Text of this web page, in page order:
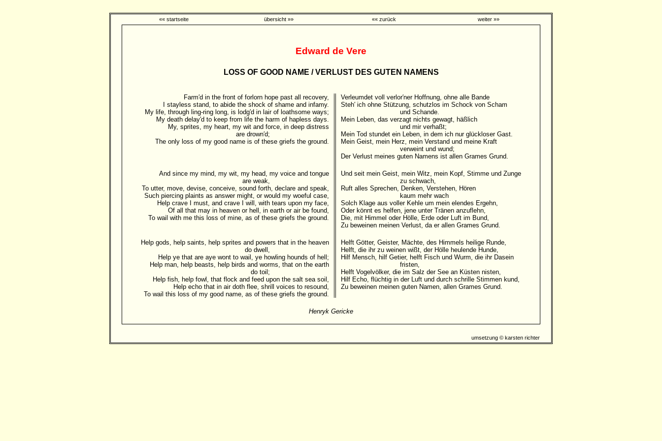
«« startseite übersicht »» «« zurück weiter »»
Edward de Vere
LOSS OF GOOD NAME / VERLUST DES GUTEN NAMENS
Farm′d in the front of forlorn hope past all recovery,
I stayless stand, to abide the shock of shame and infamy.
My life, through ling-ring long, is lodg′d in lair of loathsome ways;
My death delay′d to keep from life the harm of hapless days.
My, sprites, my heart, my wit and force, in deep distress
are drown′d;
The only loss of my good name is of these griefs the ground.
Verleumdet voll verlor′ner Hoffnung, ohne alle Bande
Steh′ ich ohne Stützung, schutzlos im Schock von Scham
und Schande.
Mein Leben, das verzagt nichts gewagt, häßlich
und mir verhaßt;
Mein Tod stundet ein Leben, in dem ich nur glückloser Gast.
Mein Geist, mein Herz, mein Verstand und meine Kraft
verweint und wund;
Der Verlust meines guten Namens ist allen Grames Grund.
And since my mind, my wit, my head, my voice and tongue
are weak,
To utter, move, devise, conceive, sound forth, declare and speak,
Such piercing plaints as answer might, or would my woeful case,
Help crave I must, and crave I will, with tears upon my face,
Of all that may in heaven or hell, in earth or air be found,
To wail with me this loss of mine, as of these griefs the ground.
Und seit mein Geist, mein Witz, mein Kopf, Stimme und Zunge
zu schwach,
Ruft alles Sprechen, Denken, Verstehen, Hören
kaum mehr wach
Solch Klage aus voller Kehle um mein elendes Ergehn,
Oder könnt es helfen, jene unter Tränen anzuflehn,
Die, mit Himmel oder Hölle, Erde oder Luft im Bund,
Zu beweinen meinen Verlust, da er allen Grames Grund.
Help gods, help saints, help sprites and powers that in the heaven
do dwell,
Help ye that are aye wont to wail, ye howling hounds of hell;
Help man, help beasts, help birds and worms, that on the earth
do toil;
Help fish, help fowl, that flock and feed upon the salt sea soil,
Help echo that in air doth flee, shrill voices to resound,
To wail this loss of my good name, as of these griefs the ground.
Helft Götter, Geister, Mächte, des Himmels heilige Runde,
Helft, die ihr zu weinen wißt, der Hölle heulende Hunde,
Hilf Mensch, hilf Getier, helft Fisch und Wurm, die ihr Dasein
fristen,
Helft Vogelvölker, die im Salz der See an Küsten nisten,
Hilf Echo, flüchtig in der Luft und durch schrille Stimmen kund,
Zu beweinen meinen guten Namen, allen Grames Grund.
Henryk Gericke
umsetzung © karsten richter